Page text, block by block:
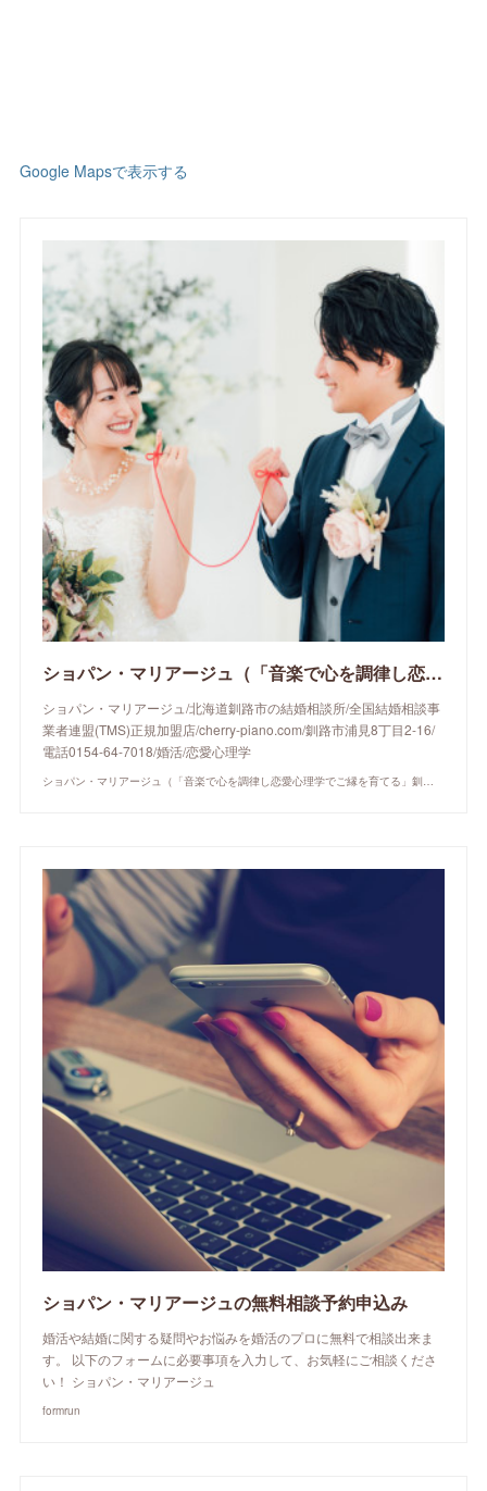
Google Mapsで表示する
ショパン・マリアージュ（「音楽で心を調律し恋愛心理学でご縁を育てる」釧路市の結婚相談所）/ 全国結婚相談事業者連盟正規加盟店 / cherry-piano.com
ショパン・マリアージュ/北海道釧路市の結婚相談所/全国結婚相談事
業者連盟(TMS)正規加盟店/cherry-piano.com/釧路市浦見8丁目2-16/
電話0154-64-7018/婚活/恋愛心理学
ショパン・マリアージュ（「音楽で心を調律し恋愛心理学でご縁を育てる」釧路市の結婚相談所）/ 全国結婚相談事業者連盟正規加盟店 / cherry-piano.com
ショパン・マリアージュの無料相談予約申込み
婚活や結婚に関する疑問やお悩みを婚活のプロに無料で相談出来ま
す。 以下のフォームに必要事項を入力して、お気軽にご相談くださ
い！ ショパン・マリアージュ
formrun